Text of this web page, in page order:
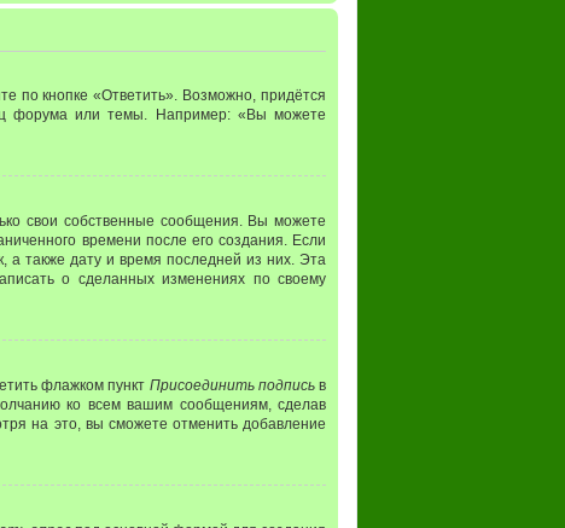
по кнопке «Ответить». Возможно, придётся
форума или темы. Например: «Вы можете
свои собственные сообщения. Вы можете
времени после его создания. Если
а также дату и время последней из них. Эта
о сделанных изменениях по своему
флажком пункт Присоединить подписьв
ко всем вашим сообщениям, сделав
на это, вы сможете отменить добавление